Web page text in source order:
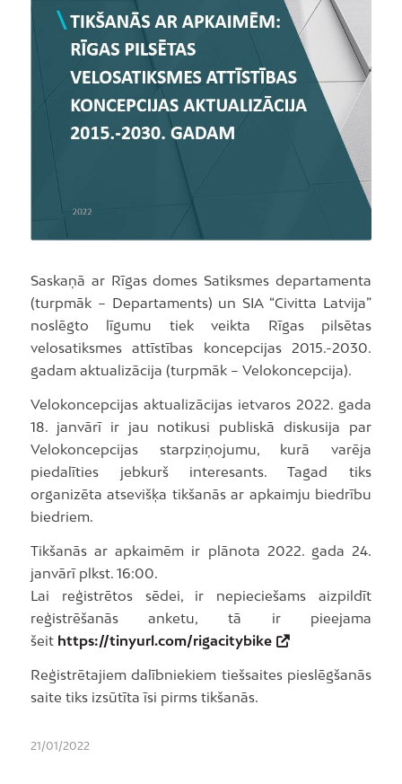
Saskaņā ar Rīgas domes Satiksmes departamenta
(turpmāk – Departaments) un SIA “Civitta Latvija”
noslēgto līgumu tiek veikta Rīgas pilsētas
velosatiksmes attīstības koncepcijas 2015.-2030.
gadam aktualizācija (turpmāk – Velokoncepcija).
Velokoncepcijas aktualizācijas ietvaros 2022. gada
18. janvārī ir jau notikusi publiskā diskusija par
Velokoncepcijas starpziņojumu, kurā varēja
piedalīties jebkurš interesants. Tagad tiks
organizēta atsevišķa tikšanās ar apkaimju biedrību
biedriem.
Tikšanās ar apkaimēm ir plānota 2022. gada 24.
janvārī plkst. 16:00.
Lai reģistrētos sēdei, ir nepieciešams aizpildīt
reģistrēšanās anketu, tā ir pieejama
šeit https://tinyurl.com/rigacitybike
Reģistrētajiem dalībniekiem tiešsaites pieslēgšanās
saite tiks izsūtīta īsi pirms tikšanās.
21/01/2022